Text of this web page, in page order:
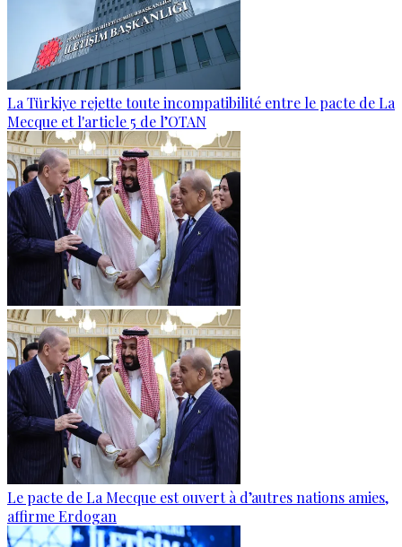
La Türkiye rejette toute incompatibilité entre le pacte de La
Mecque et l'article 5 de l’OTAN
Le pacte de La Mecque est ouvert à d’autres nations amies,
affirme Erdogan